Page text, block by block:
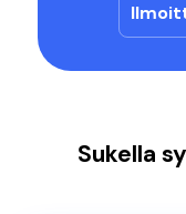
Sukella